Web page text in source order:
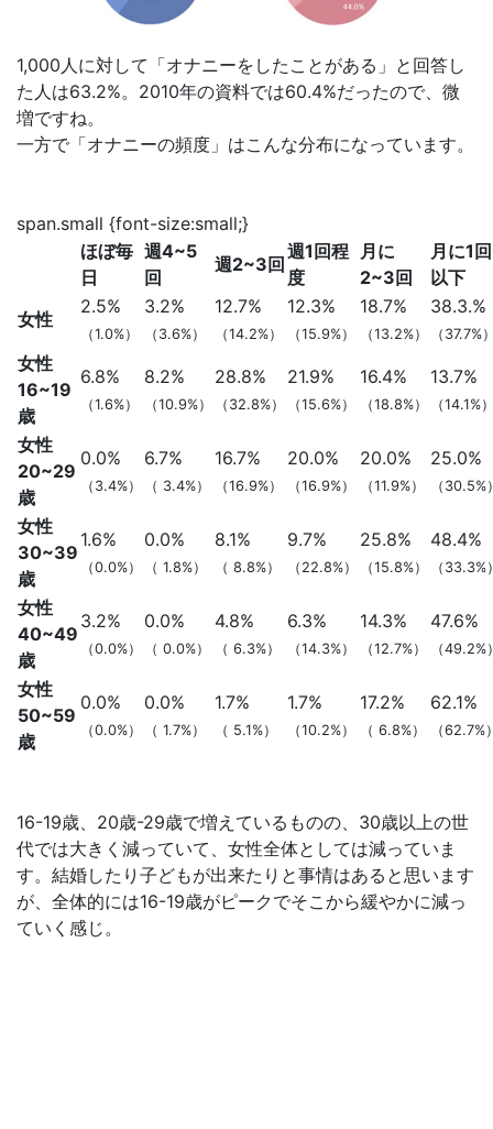
1,000人に対して「オナニーをしたことがある」と回答し
た人は63.2%。2010年の資料では60.4%だったので、微
増ですね。
一方で「オナニーの頻度」はこんな分布になっています。
span.small {font-size:small;}
ほぼ毎
日
週4~5
回
週2~3回
週1回程
度
月に
2~3回
月に1回
以下
女性
2.5%
（1.0%）
3.2%
（3.6%）
12.7%
（14.2%）
12.3%
（15.9%）
18.7%
（13.2%）
38.3.%
（37.7%
女性
16~19
歳
6.8%
（1.6%）
8.2%
（10.9%）
28.8%
（32.8%）
21.9%
（15.6%）
16.4%
（18.8%）
13.7%
（14.1%
女性
20~29
歳
0.0%
（3.4%）
6.7%
（ 3.4%）
16.7%
（16.9%）
20.0%
（16.9%）
20.0%
（11.9%）
25.0%
（30.5%
女性
30~39
歳
1.6%
（0.0%）
0.0%
（ 1.8%）
8.1%
（ 8.8%）
9.7%
（22.8%）
25.8%
（15.8%）
48.4%
（33.3%
女性
40~49
歳
3.2%
（0.0%）
0.0%
（ 0.0%）
4.8%
（ 6.3%）
6.3%
（14.3%）
14.3%
（12.7%）
47.6%
（49.2%
女性
50~59
歳
0.0%
（0.0%）
0.0%
（ 1.7%）
1.7%
（ 5.1%）
1.7%
（10.2%）
17.2%
（ 6.8%）
62.1%
（62.7%
16-19歳、20歳-29歳で増えているものの、30歳以上の世
代では大きく減っていて、女性全体としては減っていま
す。結婚したり子どもが出来たりと事情はあると思います
が、全体的には16-19歳がピークでそこから緩やかに減っ
ていく感じ。